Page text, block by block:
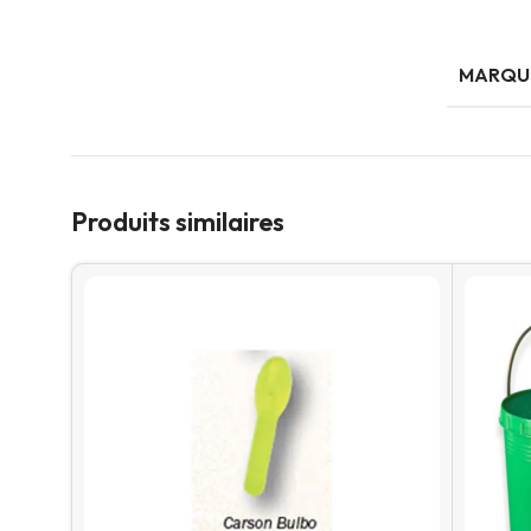
Produits similaires